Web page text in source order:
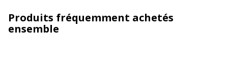
Produits fréquemment achetés
ensemble